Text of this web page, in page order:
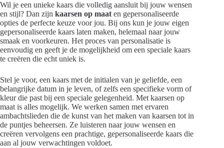
Wil je een unieke kaars die volledig aansluit bij jouw wensen
en stijl? Dan zijn kaarsen op maat en gepersonaliseerde
opties de perfecte keuze voor jou. Bij ons kun je jouw eigen
gepersonaliseerde kaars laten maken, helemaal naar jouw
smaak en voorkeuren. Het proces van personalisatie is
eenvoudig en geeft je de mogelijkheid om een speciale kaars
te creëren die echt uniek is.
Stel je voor, een kaars met de initialen van je geliefde, een
belangrijke datum in je leven, of zelfs een specifieke vorm of
kleur die past bij een speciale gelegenheid. Met kaarsen op
maat is alles mogelijk. We werken samen met ervaren
ambachtslieden die de kunst van het maken van kaarsen tot in
de puntjes beheersen. Ze luisteren naar jouw wensen en
creëren vervolgens een prachtige, gepersonaliseerde kaars die
aan al jouw verwachtingen voldoet.